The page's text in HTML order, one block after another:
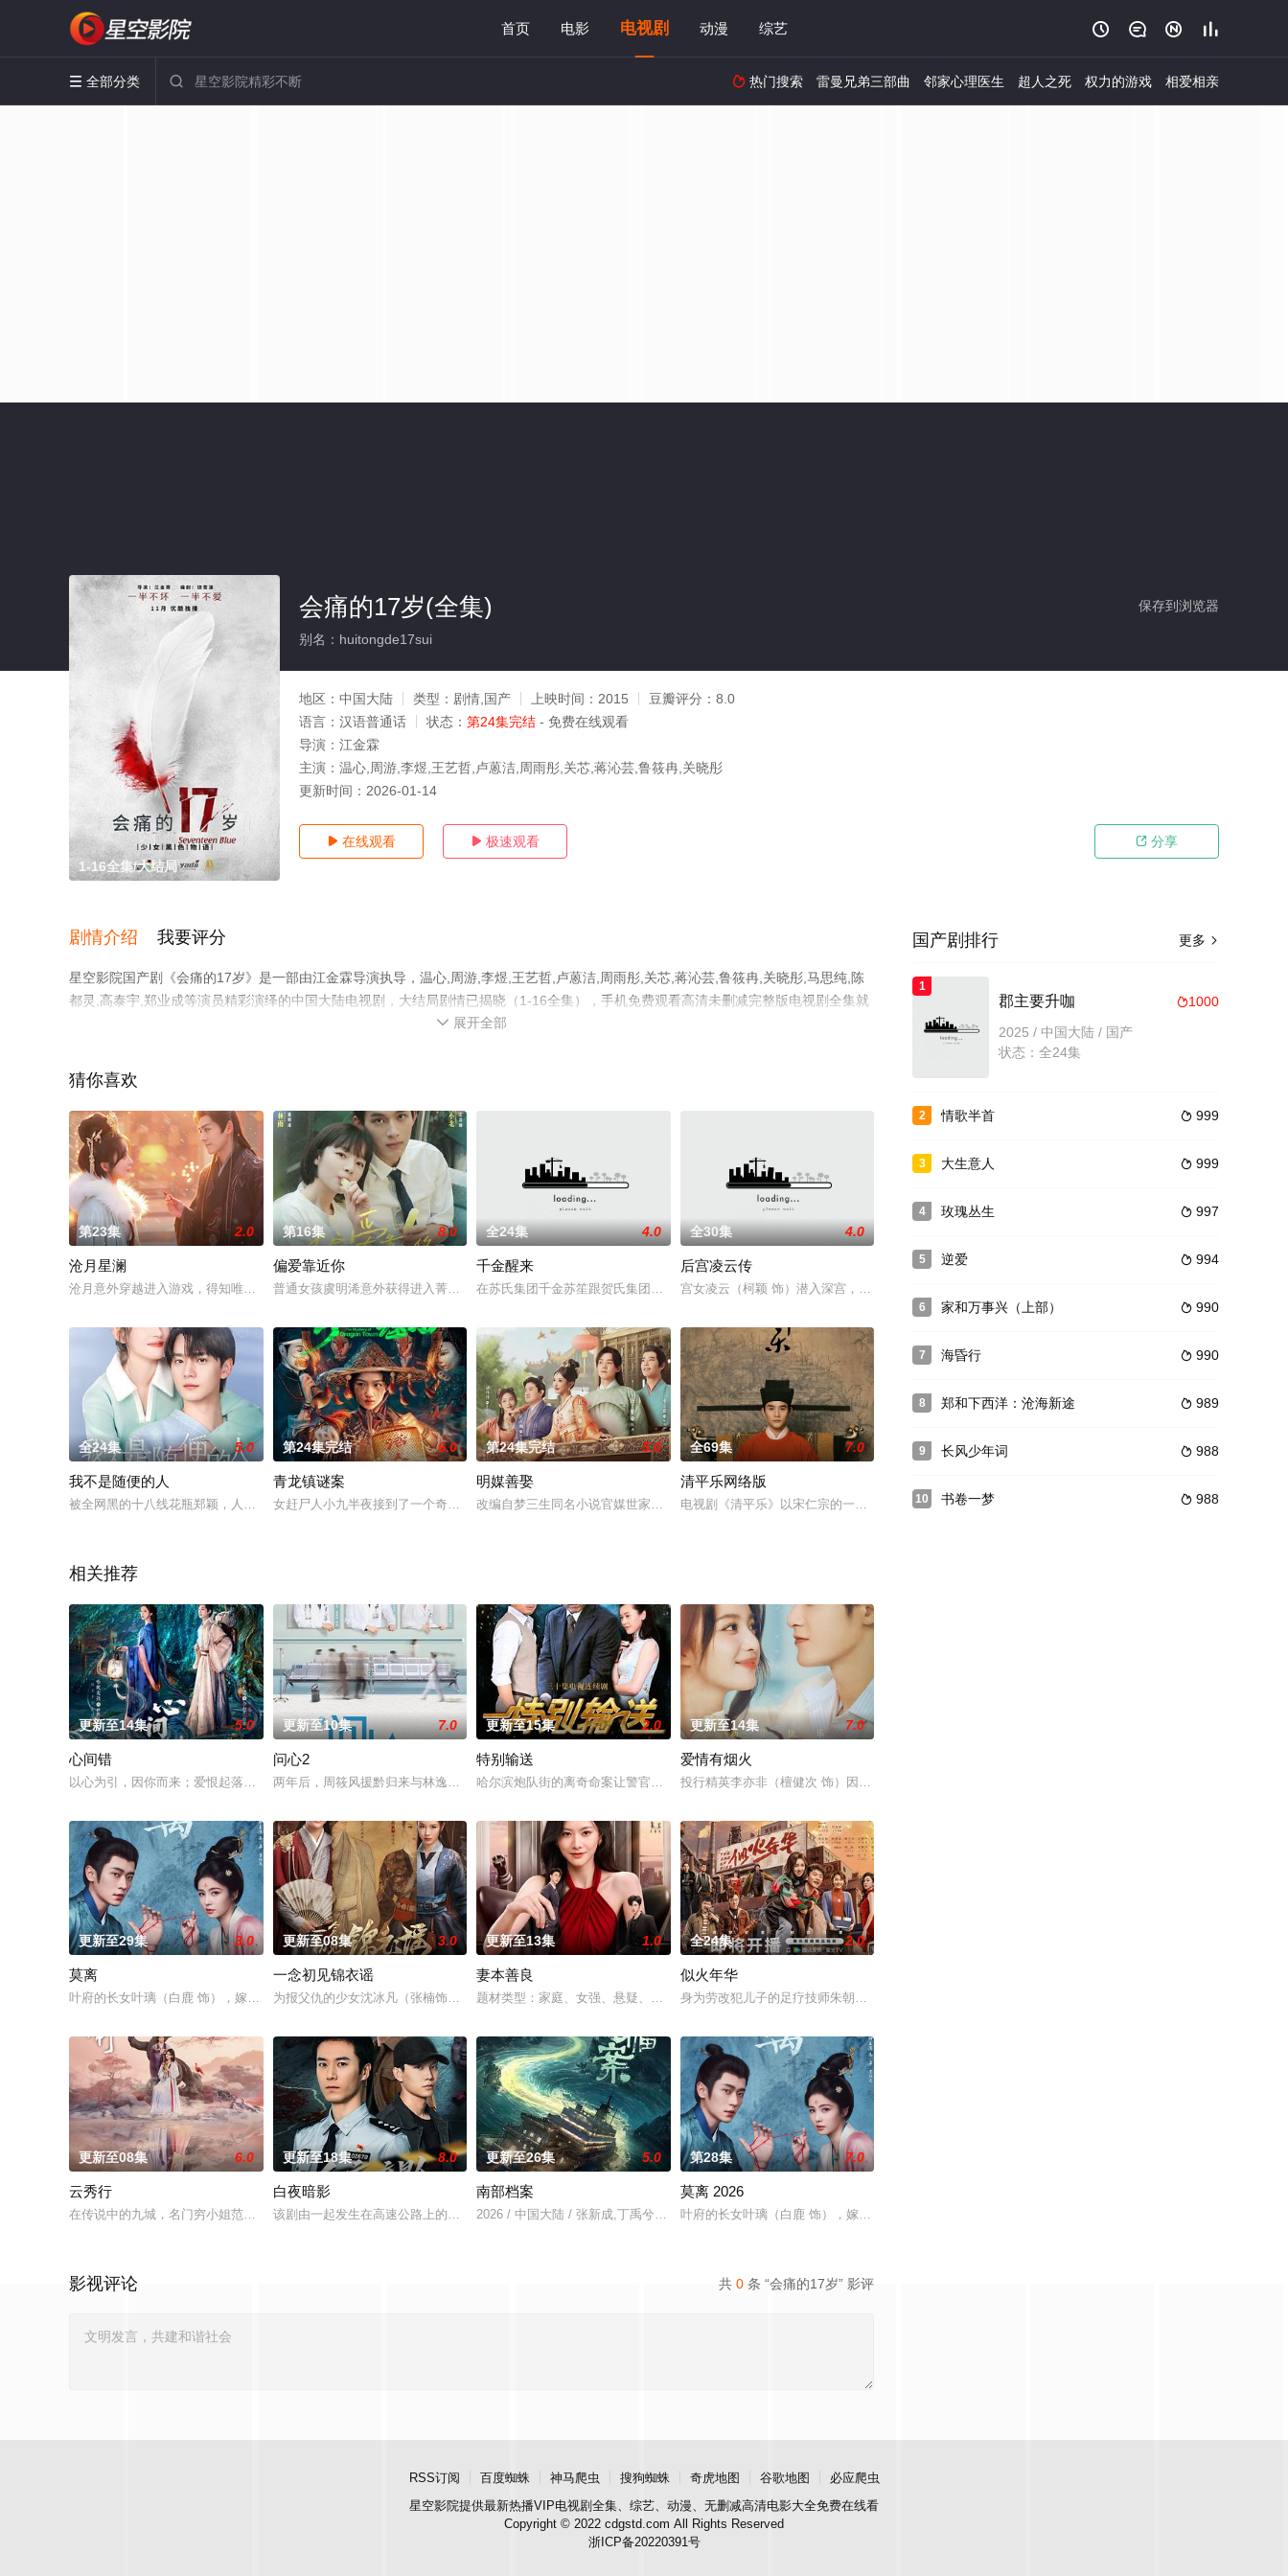
首页 电影 电视剧 动漫 综艺    
 全部分类   热门搜索 雷曼兄弟三部曲 邻家心理医生 超人之死 权力的游戏 相爱相亲
1-16全集/大结局
保存到浏览器
会痛的17岁(全集)
别名：huitongde17sui
地区： 中国大陆 类型： 剧情,国产 上映时间： 2015 豆瓣评分： 8.0
语言： 汉语普通话 状态： 第24集完结 - 免费在线观看
导演： 江金霖
主演： 温心,周游,李煜,王艺哲,卢蒽洁,周雨彤,关芯,蒋沁芸,鲁筱冉,关晓彤
更新时间： 2026-01-14
 在线观看  极速观看  分享
剧情介绍 我要评分
星空影院国产剧《会痛的17岁》是一部由江金霖导演执导，温心,周游,李煜,王艺哲,卢蒽洁,周雨彤,关芯,蒋沁芸,鲁筱冉,关晓彤,马思纯,陈
都灵,高泰宇,郑业成等演员精彩演绎的中国大陆电视剧，大结局剧情已揭晓（1-16全集），手机免费观看高清未删减完整版电视剧全集就
上星空影视，更多相关信息可移步至豆瓣电视剧、电视猫或剧情网等平台了解。
 展开全部
猜你喜欢
第23集 2.0
沧月星澜
沧月意外穿越进入游戏，得知唯有按剧情完成任务才能返回现实世界。游戏中，她成为月隐族遗孤，
第16集 8.0
偏爱靠近你
普通女孩虞明浠意外获得进入菁才学院的机会，为了完成父亲生前对自己的期待，她下定决心在这里
全24集 4.0
千金醒来
在苏氏集团千金苏笙跟贺氏集团大公子贺子琨的婚礼上，苏笙被人推下海。在她醒来后，发现父亲已
全30集 4.0
后宫凌云传
宫女凌云（柯颖 饰）潜入深宫，以身作饵步步为营，最终爬上龙床成为逆袭宠妃，撕开了后宫中最
全24集 5.0
我不是随便的人
被全网黑的十八线花瓶郑颖，人生信条竟是随便活活？直到救了患有心脏病的天才投资家沈一帆——
第24集完结 6.0
青龙镇谜案
女赶尸人小九半夜接到了一个奇怪女人的送尸订单，将一个富少的尸体送到一幢古宅，小九将尸体送
第24集完结 5.0
明媒善娶
改编自梦三生同名小说官媒世家的娇宠千金施伐柯遇上了下山来寻“小妹妹”的匪气十足的全能“匪
全69集 7.0
清平乐网络版
电视剧《清平乐》以宋仁宗的一生为线索，既讲述了北宋皇帝赵祯从少年登基逐渐把控朝政到殚精竭
相关推荐
更新至14集 5.0
心间错
以心为引，因你而来；爱恨起落，皆由心生。一段人妖牵绊，百年错付纠缠。一心分为两半，等我来
更新至10集 7.0
问心2
两年后，周筱风援黔归来与林逸、方筱然会合，三人小分队再度并肩作战，但也面对全新挑战。周筱
更新至15集 2.0
特别输送
哈尔滨炮队街的离奇命案让警官冯剑白卷入了一系列神秘事件中。他的调查处处受阻，所有线索都被
更新至14集 7.0
爱情有烟火
投行精英李亦非（檀健次 饰）因投资失利，意外与身陷失恋失业双重困境的沪漂女孩钱菲（王楚然
更新至29集 3.0
莫离
叶府的长女叶璃（白鹿 饰），嫁去破败的定王府，和双腿残疾的定王墨修尧成亲，而在叶璃出嫁当
更新至08集 3.0
一念初见锦衣谣
为报父仇的少女沈冰凡（张楠饰）为追查父亲冤案真相伪装身份考入锦衣卫北镇抚司，与“百变灵猫
更新至13集 1.0
妻本善良
题材类型：家庭、女强、悬疑、豪门项目体量：15min×24集出品公司：君屹影视、星耀光影
全24集 2.0
似火年华
身为劳改犯儿子的足疗技师朱朝阳从2025年穿越到1997年父亲朱义海（杨川北 饰）的身体
更新至08集 6.0
云秀行
在传说中的九城，名门穷小姐范云和白切黑城主齐峥从彼此试探到相互信任，二人一路披荆斩棘为民
更新至18集 8.0
白夜暗影
该剧由一起发生在高速公路上的车祸引出一场精心谋划的连环杀案，刑警严密（茅子俊 饰）、孙荀
更新至26集 5.0
南部档案
2026 / 中国大陆 / 张新成,丁禹兮,姜珮瑶,富大龙,刘令姿,张宸逍,李欢,姜卓君,徐正溪,韩栋,季肖冰,徐振
第28集 7.0
莫离 2026
叶府的长女叶璃（白鹿 饰），嫁去破败的定王府，和双腿残疾的定王墨修尧成亲，而在叶璃出嫁当
共 0 条 “会痛的17岁” 影评
影视评论
更多 
国产剧排行
1
1000
郡主要升咖
2025 / 中国大陆 / 国产
状态：全24集
2  999
情歌半首
3  999
大生意人
4  997
玫瑰丛生
5  994
逆爱
6  990
家和万事兴（上部）
7  990
海昏行
8  989
郑和下西洋：沧海新途
9  988
长风少年词
10  988
书卷一梦
RSS订阅 百度蜘蛛 神马爬虫 搜狗蜘蛛 奇虎地图 谷歌地图
必应爬虫
星空影院提供最新热播VIP电视剧全集、综艺、动漫、无删减高清电影大全免费在线看
Copyright © 2022 cdgstd.com All Rights Reserved
浙ICP备20220391号